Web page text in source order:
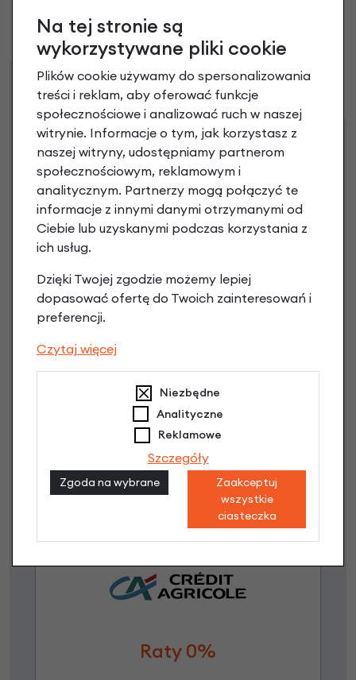
Brak opinii. Może warto dodać własną?
Raty Leasing
Dostępne propozycje
Jak kupić na
od 5001,00 zł / do 20 rat 0%
Raty do 60 miesięcy
Poznaj szczegóły
Raty 0%
Na tej stronie są
wykorzystywane pliki cookie
Plików cookie używamy do spersonalizowania
treści i reklam, aby oferować funkcje
społecznościowe i analizować ruch w naszej
witrynie. Informacje o tym, jak korzystasz z
naszej witryny, udostępniamy partnerom
społecznościowym, reklamowym i
analitycznym. Partnerzy mogą połączyć te
informacje z innymi danymi otrzymanymi od
Ciebie lub uzyskanymi podczas korzystania z
ich usług.
Dzięki Twojej zgodzie możemy lepiej
dopasować ofertę do Twoich zainteresowań i
preferencji.
Czytaj więcej
Niezbędne
Analityczne
Reklamowe
Szczegóły
Zgoda na wybrane
Zaakceptuj
wszystkie
ciasteczka